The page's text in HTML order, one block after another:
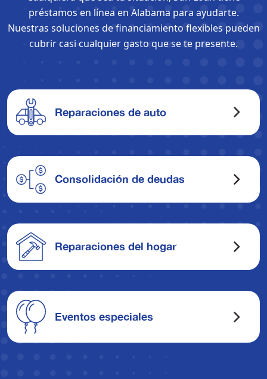
préstamos en línea en Alabama para ayudarte.
Nuestras soluciones de financiamiento flexibles pueden
cubrir casi cualquier gasto que se te presente.
Reparaciones de auto
Consolidación de deudas
Reparaciones del hogar
Eventos especiales